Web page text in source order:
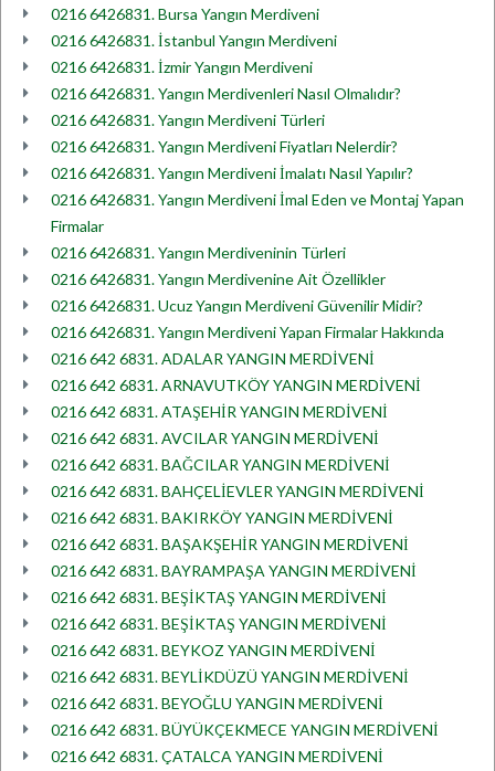
0216 6426831. Bursa Yangın Merdiveni
0216 6426831. İstanbul Yangın Merdiveni
0216 6426831. İzmir Yangın Merdiveni
0216 6426831. Yangın Merdivenleri Nasıl Olmalıdır?
0216 6426831. Yangın Merdiveni Türleri
0216 6426831. Yangın Merdiveni Fiyatları Nelerdir?
0216 6426831. Yangın Merdiveni İmalatı Nasıl Yapılır?
0216 6426831. Yangın Merdiveni İmal Eden ve Montaj Yapan
Firmalar
0216 6426831. Yangın Merdiveninin Türleri
0216 6426831. Yangın Merdivenine Ait Özellikler
0216 6426831. Ucuz Yangın Merdiveni Güvenilir Midir?
0216 6426831. Yangın Merdiveni Yapan Firmalar Hakkında
0216 642 6831. ADALAR YANGIN MERDİVENİ
0216 642 6831. ARNAVUTKÖY YANGIN MERDİVENİ
0216 642 6831. ATAŞEHİR YANGIN MERDİVENİ
0216 642 6831. AVCILAR YANGIN MERDİVENİ
0216 642 6831. BAĞCILAR YANGIN MERDİVENİ
0216 642 6831. BAHÇELİEVLER YANGIN MERDİVENİ
0216 642 6831. BAKIRKÖY YANGIN MERDİVENİ
0216 642 6831. BAŞAKŞEHİR YANGIN MERDİVENİ
0216 642 6831. BAYRAMPAŞA YANGIN MERDİVENİ
0216 642 6831. BEŞİKTAŞ YANGIN MERDİVENİ
0216 642 6831. BEŞİKTAŞ YANGIN MERDİVENİ
0216 642 6831. BEYKOZ YANGIN MERDİVENİ
0216 642 6831. BEYLİKDÜZÜ YANGIN MERDİVENİ
0216 642 6831. BEYOĞLU YANGIN MERDİVENİ
0216 642 6831. BÜYÜKÇEKMECE YANGIN MERDİVENİ
0216 642 6831. ÇATALCA YANGIN MERDİVENİ